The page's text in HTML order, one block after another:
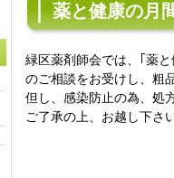
薬と健康の月
緑区薬剤師会では、｢薬
のご相談をお受けし、粗
但し、感染防止の為、処
ご了承の上、お越し下さ